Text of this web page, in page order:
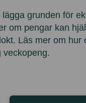
grunden för
om pengar kan
Läs mer om hur
veckopeng.